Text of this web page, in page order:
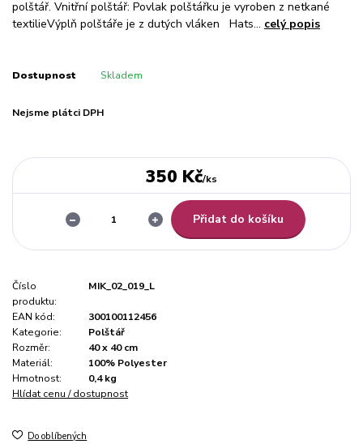
polštář. Vnitřní polštář: Povlak polštářku je vyroben z netkané
textilieVýplň polštáře je z dutých vláken Hats... celý popis
Dostupnost Skladem
Nejsme plátci DPH
350 Kč/ks
Přidat do košíku
Číslo
produktu:
MIK_02_019_L
EAN kód:
300100112456
Kategorie:
Polštář
Rozměr:
40 x 40 cm
Materiál:
100% Polyester
Hmotnost:
0,4 kg
Hlídat cenu / dostupnost
Do oblíbených